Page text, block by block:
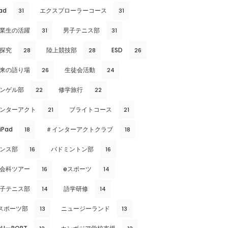
31 エクスプローラーコース 31
生の活躍 31 男子テニス部 31
究 28 陸上競技部 28 ESD 26
の語り場 26 生徒会活動 24
ゲル部 22 修学旅行 22
ターアクト 21 ブライトコース 21
18 ＃インターアクトクラブ 18
ス部 16 バドミントン部 16
科ツアー 16 eスポーツ 14
テニス部 14 語学研修 14
ポーツ部 13 ニュージーランド 13